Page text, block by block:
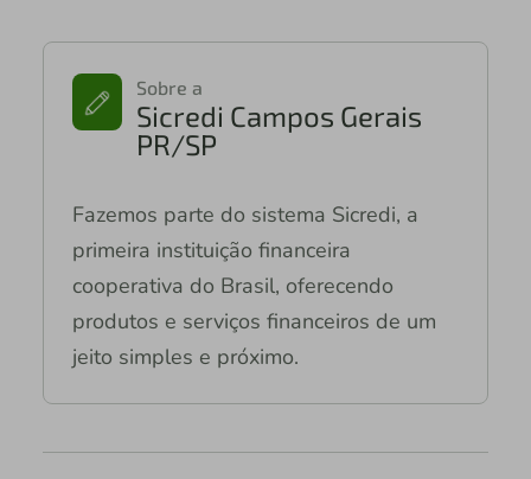
Sobre a
Sicredi Campos Gerais
PR/SP
Fazemos parte do sistema Sicredi, a
primeira instituição financeira
cooperativa do Brasil, oferecendo
produtos e serviços financeiros de um
jeito simples e próximo.